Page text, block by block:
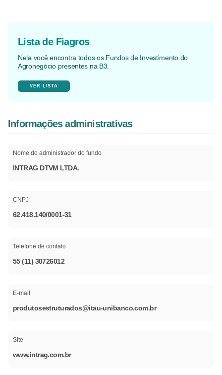
Lista de Fiagros
Nela você encontra todos os Fundos de Investimento do
Agronegócio presentes na B3.
VER LISTA
Informações administrativas
Nome do administrador do fundo
INTRAG DTVM LTDA.
CNPJ
62.418.140/0001-31
Telefone de contato
55 (11) 30726012
E-mail
produtosestruturados@itau-unibanco.com.br
Site
www.intrag.com.br